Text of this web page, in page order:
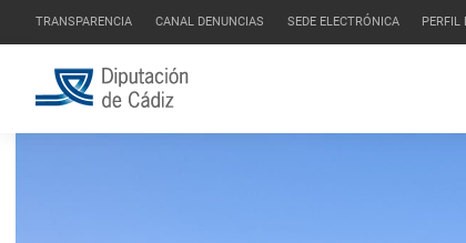
TRANSPARENCIA CANAL DENUNCIAS SEDE ELECTRÓNICA PERFIL